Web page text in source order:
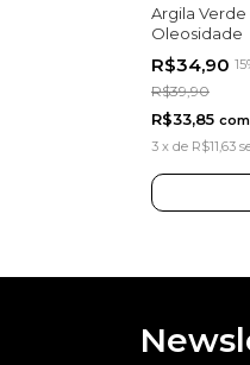
Argila Verde
Oleosidade
R$34,90
R$39,90
R$33,85 com
3 x de R$11,63